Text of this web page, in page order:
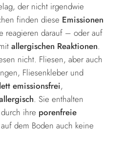
der nicht irgendwie
finden diese Emissionen
reagieren darauf – oder auf
allergischen Reaktionen.
nicht. Fliesen, aber auch
Fliesenkleber und
emissionsfrei,
. Sie enthalten
ihre porenfreie
dem Boden auch keine